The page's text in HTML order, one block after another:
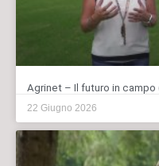
Agrinet – Il futuro in campo
22 Giugno 2026